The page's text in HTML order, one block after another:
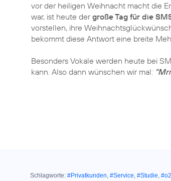
vor der heiligen Weihnacht macht die
war, ist heute dergroße Tag für die
vorstellen, ihre
bekommt diese Antwort eine breite
Besonders Vokale werden heute bei
kann. Also dann wünschen wir mal:
Schlagworte: #Privatkunden, #Service, #Studie, #o2